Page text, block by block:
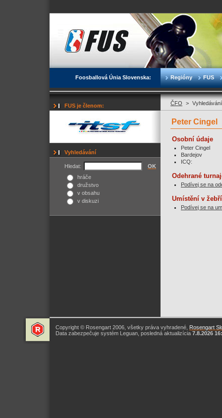
Foosballová Únia Slovenska: Regióny FUS
FUS je členom:
Vyhledávání
Hledat:
OK
hráče
družstvo
v obsahu
v diskuzi
ČFO >
Peter Cingel
Osobní údaje
Peter Cingel
Bardejov
ICQ:
Odehrané
Podívej se na
Umístění v
Podívej se na
Copyright © Rosengart 2006, všetky práva vyhradené, Rosengart
Data zabezpečuje systém Leguan, posledná aktualizícia 7.8.2026